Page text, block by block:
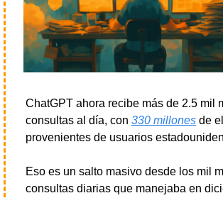
ChatGPT ahora recibe más de 2.5 mil
consultas al día, con 330 millones de
provenientes de usuarios
Eso es un salto masivo desde los mil
consultas diarias que manejaba en